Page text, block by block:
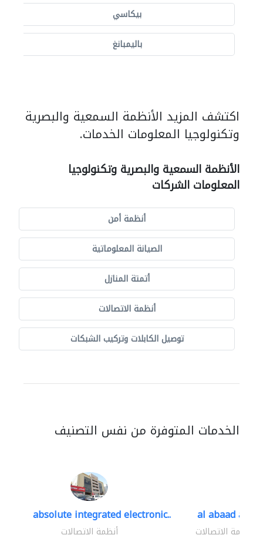
بيكاسي
باليمبانغ
اكتشف المزيد الأنظمة السمعية والبصرية
وتكنولوجيا المعلومات الخدمات.
الأنظمة السمعية والبصرية وتكنولوجيا
المعلومات الشركات
أنظمة أمن
الصيانة المعلوماتية
أتمتة المنازل
أنظمة الاتصالات
توصيل الكابلات وتركيب الشبكات
الخدمات المتوفرة من نفس التصنيف
absolute integrated electronic..
أنظمة الاتصالات
al abaad al..
أنظمة الاتصالات